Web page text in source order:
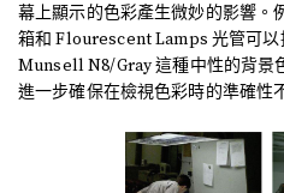
幕上顯示的色彩產生微妙的影響。
箱和 Flourescent Lamps 光管可
Munsell N8/Gray 這種中性的背景
進一步確保在檢視色彩時的準確性